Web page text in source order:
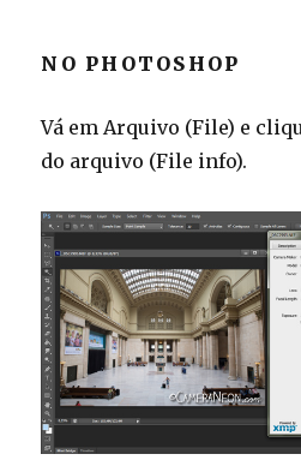
NO PHOTOSHOP
Vá em Arquivo (File) e
do arquivo (File info).